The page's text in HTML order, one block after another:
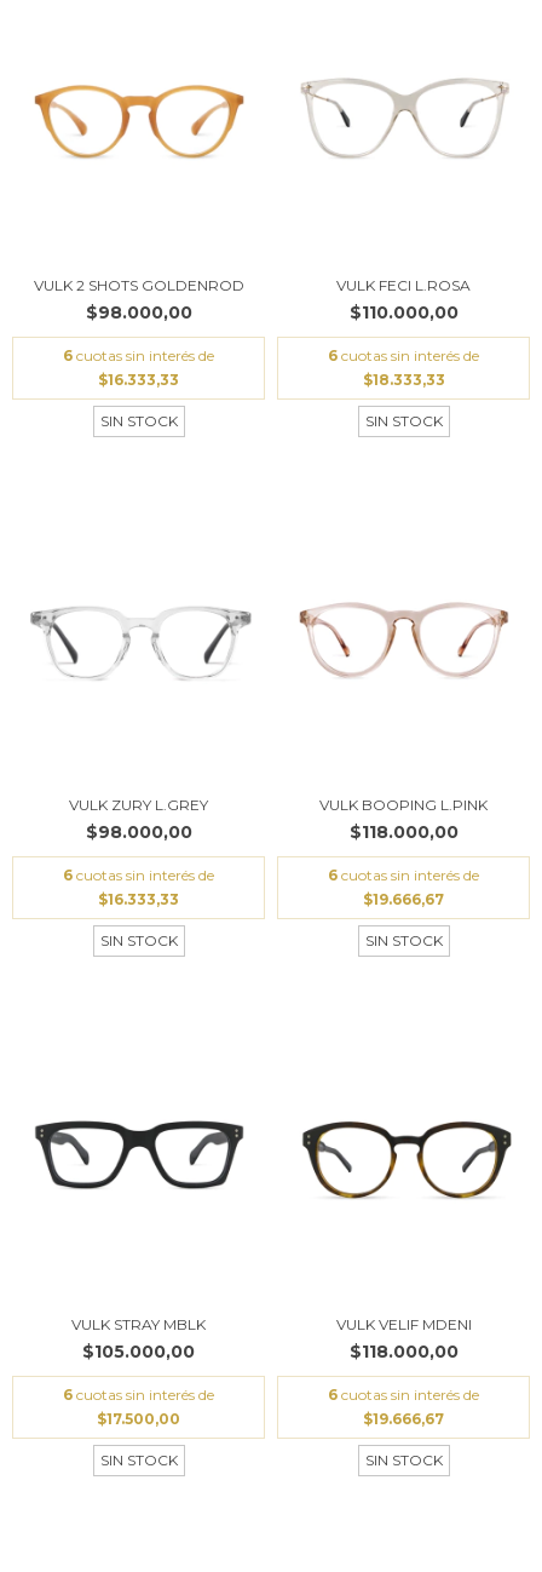
VULK 2 SHOTS GOLDENROD
$98.000,00
6 cuotas sin interés de
$16.333,33
SIN STOCK
VULK FECI L.ROSA
$110.000,00
6 cuotas sin interés de
$18.333,33
SIN STOCK
VULK ZURY L.GREY
$98.000,00
6 cuotas sin interés de
$16.333,33
SIN STOCK
VULK BOOPING L.PINK
$118.000,00
6 cuotas sin interés de
$19.666,67
SIN STOCK
VULK STRAY MBLK
$105.000,00
6 cuotas sin interés de
$17.500,00
SIN STOCK
VULK VELIF MDENI
$118.000,00
6 cuotas sin interés de
$19.666,67
SIN STOCK